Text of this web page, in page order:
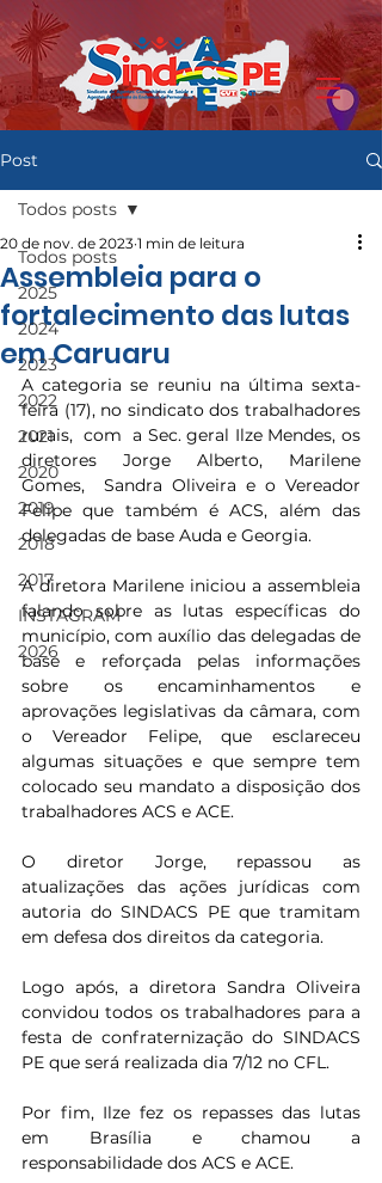
Post
Todos posts
2025
2024
2023
2022
2021
2020
2019
2018
2017
INSTAGRAM
2026
Todos posts
Assembleia para o
fortalecimento das lutas
em Caruaru
20 de nov. de 2023 1 min de leitura
A categoria se reuniu na última sexta-
feira (17), no sindicato dos trabalhadores
rurais,  com  a Sec. geral Ilze Mendes, os
diretores Jorge Alberto, Marilene
Gomes,  Sandra Oliveira e o Vereador
Felipe que também é ACS, além das
delegadas de base Auda e Georgia.
A diretora Marilene iniciou a assembleia
falando sobre as lutas específicas do
município, com auxílio das delegadas de
base e reforçada pelas informações
sobre os encaminhamentos e
aprovações legislativas da câmara, com
o Vereador Felipe, que esclareceu
algumas situações e que sempre tem
colocado seu mandato a disposição dos
trabalhadores ACS e ACE.
O diretor Jorge, repassou as
atualizações das ações jurídicas com
autoria do SINDACS PE que tramitam
em defesa dos direitos da categoria.
Logo após, a diretora Sandra Oliveira
convidou todos os trabalhadores para a
festa de confraternização do SINDACS
PE que será realizada dia 7/12 no CFL.
Por fim, Ilze fez os repasses das lutas
em Brasília e chamou a
responsabilidade dos ACS e ACE.